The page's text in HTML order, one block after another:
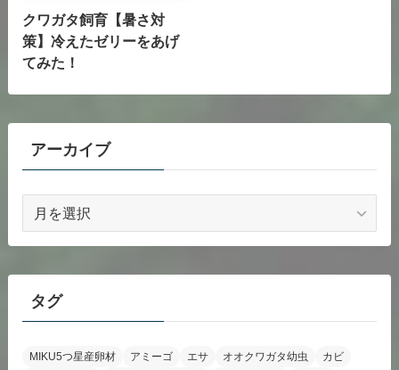
クワガタ飼育【暑さ対
策】冷えたゼリーをあげ
てみた！
アーカイブ
カ
イ
タグ
MIKU5つ星産卵材 アミーゴ エサ オオクワガタ幼虫
カビ